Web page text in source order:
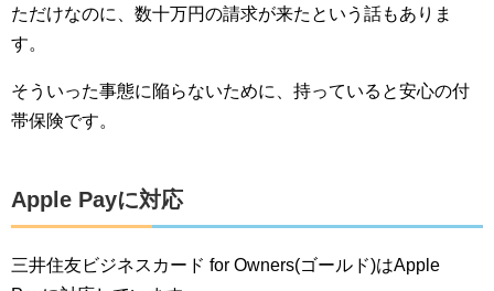
ただけなのに、数十万円の請求が来たという話もありま
す。
そういった事態に陥らないために、持っていると安心の付
帯保険です。
Apple Payに対応
三井住友ビジネスカード for Owners(ゴールド)はApple